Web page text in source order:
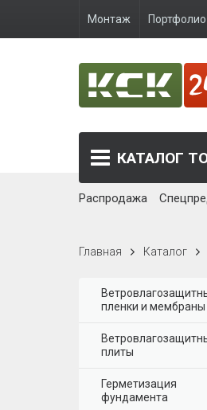
Монтаж Портфолио
КАТАЛОГ
Распродажа
Главная Каталог
пленки и мембраны
плиты
Герметизация
фундамента